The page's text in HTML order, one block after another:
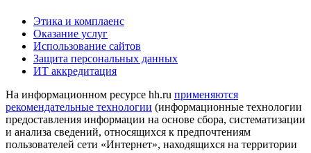
Этика и комплаенс
Оказание услуг
Использование сайтов
Защита персональных данных
ИТ аккредитация
На информационном ресурсе hh.ru применяются
рекомендательные технологии (информационные технологии
предоставления информации на основе сбора, систематизации
и анализа сведений, относящихся к предпочтениям
пользователей сети «Интернет», находящихся на территории